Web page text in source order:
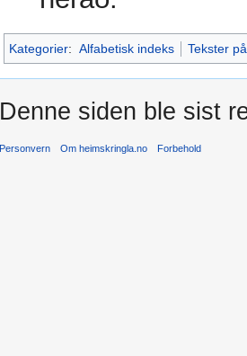
Kategorier: Alfabetisk indeks Tekster
Denne siden ble sist
Personvern Om heimskringla.no Forbehold